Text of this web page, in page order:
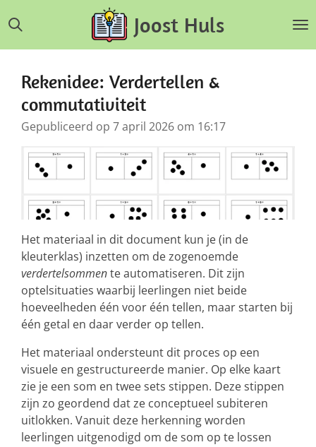
direct
naar
hoofdinhoud
Joost Huls
Rekenidee: Verdertellen &
commutativiteit
Gepubliceerd op 7 april 2026 om 16:17
Het materiaal in dit document kun je (in de
kleuterklas) inzetten om de zogenoemde
verdertelsommente automatiseren. Dit zijn
optelsituaties waarbij leerlingen niet beide
hoeveelheden één voor één tellen, maar starten bij
één getal en daar verder op tellen.
Het materiaal ondersteunt dit proces op een
visuele en gestructureerde manier. Op elke kaart
zie je een som en twee sets stippen. Deze stippen
zijn zo geordend dat ze conceptueel subiteren
uitlokken. Vanuit deze herkenning worden
leerlingen uitgenodigd om de som op te lossen